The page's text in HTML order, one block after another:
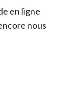
en ligne
nous